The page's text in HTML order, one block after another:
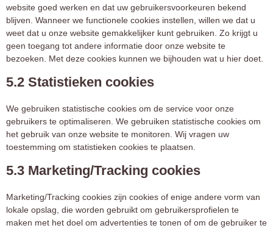
website goed werken en dat uw gebruikersvoorkeuren bekend
blijven. Wanneer we functionele cookies instellen, willen we dat u
weet dat u onze website gemakkelijker kunt gebruiken. Zo krijgt u
geen toegang tot andere informatie door onze website te
bezoeken. Met deze cookies kunnen we bijhouden wat u hier doet.
5.2 Statistieken cookies
We gebruiken statistische cookies om de service voor onze
gebruikers te optimaliseren. We gebruiken statistische cookies om
het gebruik van onze website te monitoren. Wij vragen uw
toestemming om statistieken cookies te plaatsen.
5.3 Marketing/Tracking cookies
Marketing/Tracking cookies zijn cookies of enige andere vorm van
lokale opslag, die worden gebruikt om gebruikersprofielen te
maken met het doel om advertenties te tonen of om de gebruiker te